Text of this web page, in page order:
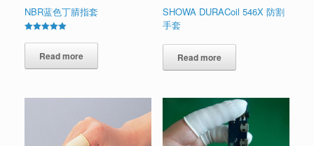
NBR蓝色丁腈指套
5.00
out of 5Read more
SHOWA DURACoil 546X 防割
手套
Read more